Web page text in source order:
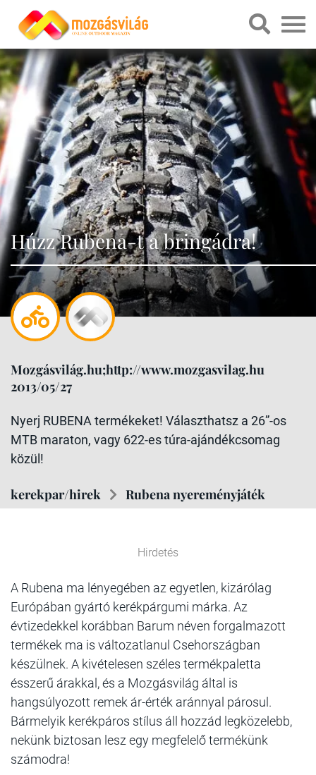
Húzz Rubena-t a bringádra!
Mozgásvilág.hu;http://www.mozgasvilag.hu
2013/05/27
Nyerj RUBENA termékeket! Választhatsz a 26”-os
MTB maraton, vagy 622-es túra-ajándékcsomag
közül!
kerekpar/hirek Rubena nyereményjáték
Hirdetés
A Rubena ma lényegében az egyetlen, kizárólag
Európában gyártó kerékpárgumi márka. Az
évtizedekkel korábban Barum néven forgalmazott
termékek ma is változatlanul Csehországban
készülnek. A kivételesen széles termékpaletta
ésszerű árakkal, és a Mozgásvilág által is
hangsúlyozott remek ár-érték aránnyal párosul.
Bármelyik kerékpáros stílus áll hozzád legközelebb,
nekünk biztosan lesz egy megfelelő termékünk
számodra!